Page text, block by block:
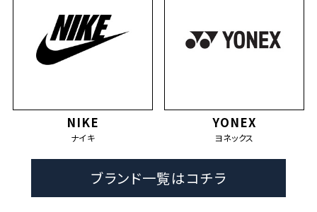
NIKE
ナイキ
YONEX
ヨネックス
ブランド一覧はコチラ